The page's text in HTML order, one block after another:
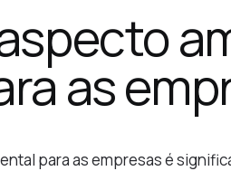
as
para as empresas é